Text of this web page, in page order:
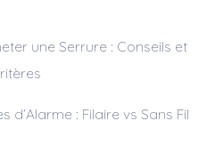
une Serrure : Conseils et
d’Alarme : Filaire vs Sans Fil